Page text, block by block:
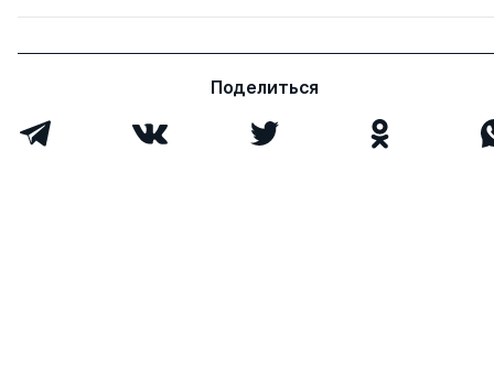
Поделиться